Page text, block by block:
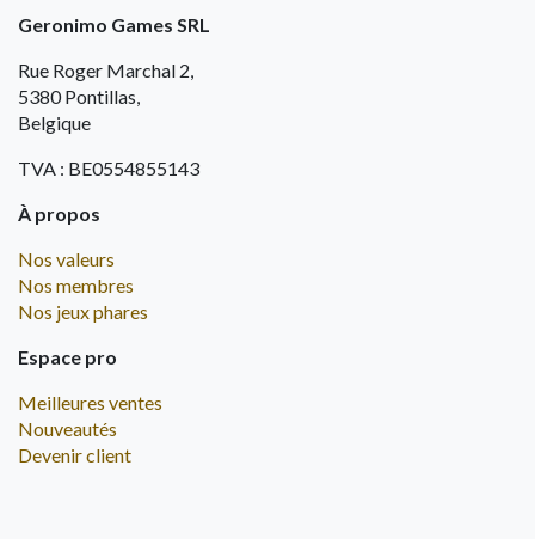
Geronimo Games SRL
Rue Roger Marchal 2,
5380 Pontillas,
Belgique
TVA : BE0554855143
À propos
Nos valeurs
Nos membres
Nos jeux phares
Espace pro
Meilleures ventes
Nouveautés
Devenir client